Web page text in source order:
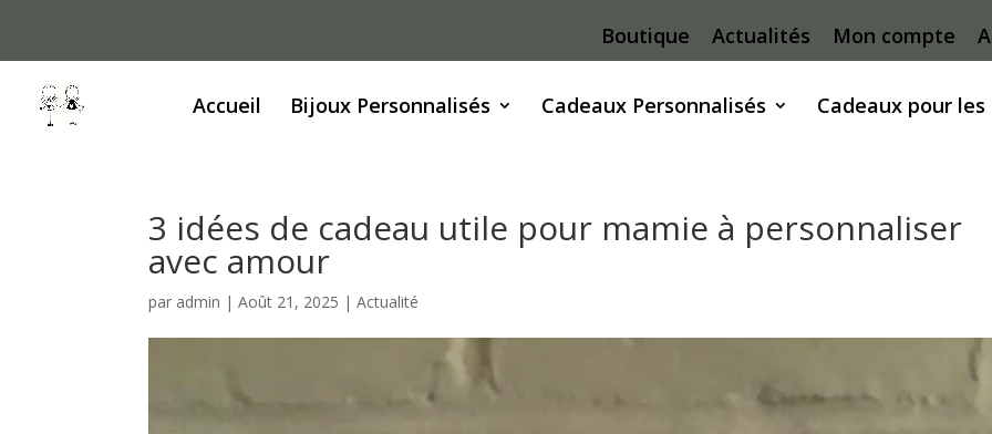
Boutique Actualités Mon compte
Accueil Bijoux Personnalisés Cadeaux Personnalisés Cadeaux pour les
3 idées de cadeau utile pour mamie à personnaliser
avec amour
par admin |Août 21, 2025 |Actualité